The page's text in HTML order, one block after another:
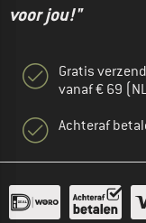
voor jou!"
Gratis
vanaf € 69
Achteraf